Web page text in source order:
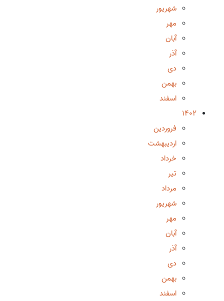
شهریور
مهر
آبان
آذر
دی
بهمن
اسفند
1402
فروردین
اردیبهشت
خرداد
تیر
مرداد
شهریور
مهر
آبان
آذر
دی
بهمن
اسفند